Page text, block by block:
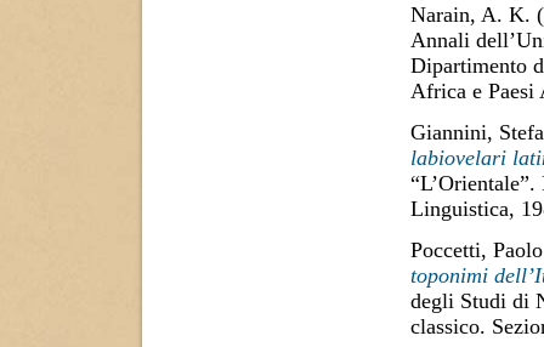
Narain, A. K.
Annali
Dipartimento
Africa e Paesi
Giannini,
labiovelari
Linguistica,
Poccetti, Paolo
toponimi
degli Studi di
classico.